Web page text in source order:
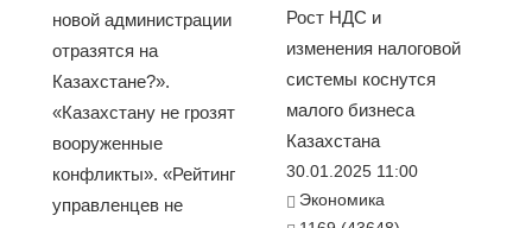
новой администрации
отразятся на
Казахстане?».
«Казахстану не грозят
вооруженные
конфликты». «Рейтинг
управленцев не
Рост НДС и
изменения налоговой
системы коснутся
малого бизнеса
Казахстана
30.01.2025 11:00
Экономика